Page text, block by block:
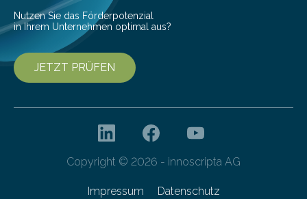
Nutzen Sie das Förderpotenzial
in Ihrem Unternehmen optimal aus?
JETZT PRÜFEN
Copyright © 2026 - innoscripta AG
Impressum Datenschutz